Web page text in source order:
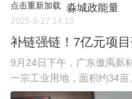
点击重新加载 淼城政能量
2025-9-27 14:10
补链强链！7亿元项
9月24日下午，广东傲禹新
一宗工业用地，面积约34亩